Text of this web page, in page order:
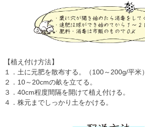
【植え付け方法】
１．土に元肥を散布する。（100～200g/平米）
２．10～20cmの畝を立てる。
３．40cm程度間隔を開けて植え付ける。
４．株元までしっかり土をかける。